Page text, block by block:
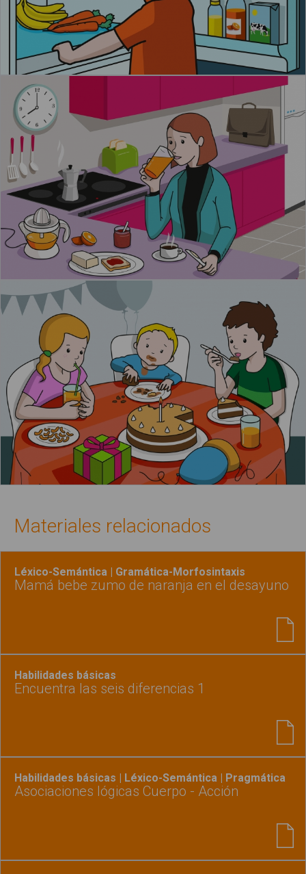
Materiales relacionados
Léxico-Semántica | Gramática-Morfosintaxis
Mamá bebe zumo de naranja en el desayuno
Habilidades básicas
Encuentra las seis diferencias 1
Habilidades básicas | Léxico-Semántica | Pragmática
Asociaciones lógicas Cuerpo - Acción